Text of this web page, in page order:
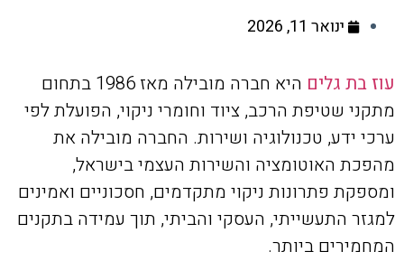
ינואר 11, 2026
עוז בת גלים
היא חברה מובילה מאז 1986 בתחום
מתקני שטיפת הרכב, ציוד וחומרי ניקוי, הפועלת לפי
ערכי ידע, טכנולוגיה ושירות. החברה מובילה את
מהפכת האוטומציה והשירות העצמי בישראל,
ומספקת פתרונות ניקוי מתקדמים, חסכוניים ואמינים
למגזר התעשייתי, העסקי והביתי, תוך עמידה בתקנים
המחמירים ביותר.